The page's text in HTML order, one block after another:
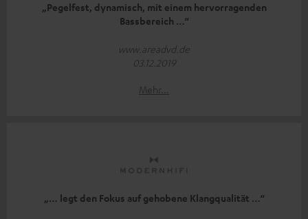
„Pegelfest, dynamisch, mit einem hervorragenden
Bassbereich …“
www.areadvd.de
03.12.2019
Mehr...
„… legt den Fokus auf gehobene Klangqualität …“